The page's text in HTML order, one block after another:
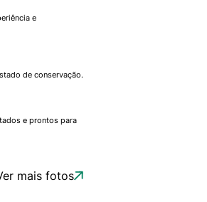
e
de conservação.
e prontos para
mais fotos